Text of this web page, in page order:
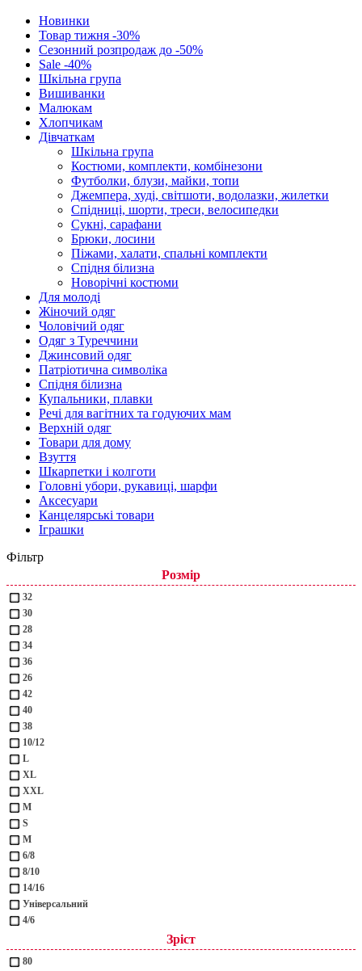
Новинки
Товар тижня -30%
Сезонний розпродаж до -50%
Sale -40%
Шкільна група
Вишиванки
Малюкам
Хлопчикам
Дівчаткам
Шкільна група
Костюми, комплекти, комбінезони
Футболки, блузи, майки, топи
Джемпера, худі, світшоти, водолазки, жилетки
Спідниці, шорти, треси, велосипедки
Сукні, сарафани
Брюки, лосини
Піжами, халати, спальні комплекти
Спідня білизна
Новорічні костюми
Для молоді
Жіночий одяг
Чоловічий одяг
Одяг з Туреччини
Джинсовий одяг
Патріотична символіка
Спідня білизна
Купальники, плавки
Речі для вагітних та годуючих мам
Верхній одяг
Товари для дому
Взуття
Шкарпетки і колготи
Головні убори, рукавиці, шарфи
Аксесуари
Канцелярські товари
Іграшки
Фільтр
Розмір
32
30
28
34
36
26
42
40
38
10/12
L
XL
XXL
М
S
M
6/8
8/10
14/16
Універсальний
4/6
Зріст
80